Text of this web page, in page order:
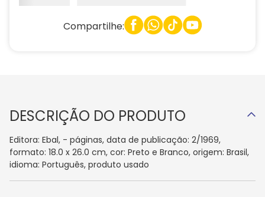
Compartilhe:
DESCRIÇÃO DO PRODUTO
Editora: Ebal, - páginas, data de publicação: 2/1969,
formato: 18.0 x 26.0 cm, cor: Preto e Branco, origem: Brasil,
idioma: Português, produto usado